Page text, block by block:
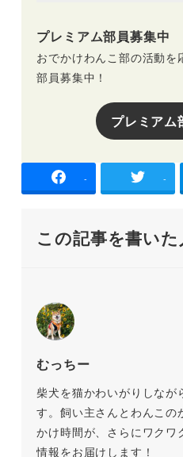
プレミアム部員募集中
おでかけわんこ部の活動を
部員募集中！
プレミアム
- -
この記事を書いた
むっちー
柴犬を猫かわいがりしな
す。飼い主さんとわんこ
かけ時間が、さらにワクワ
情報をお届けします！